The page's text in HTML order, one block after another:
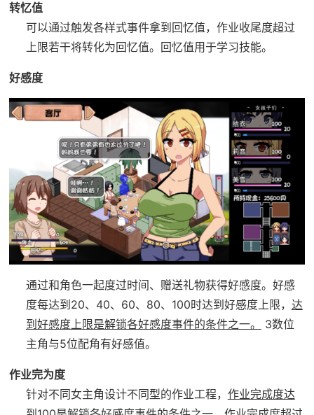
转忆值
可以通过触发各样式事件拿到回忆值，作业收尾度超过
上限若干将转化为回忆值。 回忆值用于学习技能。
好感度
通过和角色一起度过时间、赠送礼物获得好感度。 好感
度每达到20、40、60、80、100时达到好感度上限， 达
到好感度上限是解锁各好感度事件的条件之一。
3数位
主角与5位配角有好感值。
作业完为度
针对不同女主角设计不同型的作业工程， 作业完成度达